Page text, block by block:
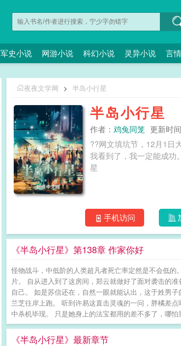
军史小说 网游小说 科幻小说 灵异小说 言
夜夜文学网 > 半岛小行星
半岛小行星
作者： 鸡兔同笼 更新时
??网文填坑节，12月1日
我看到了，我一定能成功。
星
手机访问
《半岛小行星》第138章 作家你好
怪物战斗，中低阶的人类超凡者死亡率定然是不会低
片。 自从进入到了这房间，郑云就做好了面对袭击的
自己。 如是苏信还在，自然一眼就能认出，这于姓男
兰芝往岸上跑。 听到许易这直击灵魂的一问，胖橘差
中杀机毕现。 只是她身上的法宝都用的差不多了，哪
《半岛小行星》最新章节